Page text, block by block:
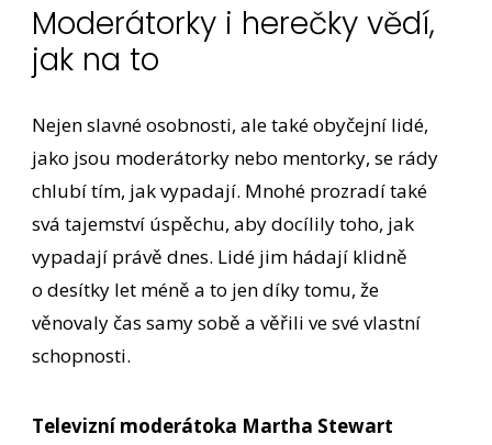
Moderátorky i herečky vědí,
jak na to
Nejen slavné osobnosti, ale také obyčejní lidé,
jako jsou moderátorky nebo mentorky, se rády
chlubí tím, jak vypadají. Mnohé prozradí také
svá tajemství úspěchu, aby docílily toho, jak
vypadají právě dnes. Lidé jim hádají klidně
o desítky let méně a to jen díky tomu, že
věnovaly čas samy sobě a věřili ve své vlastní
schopnosti.
Televizní moderátoka Martha Stewart